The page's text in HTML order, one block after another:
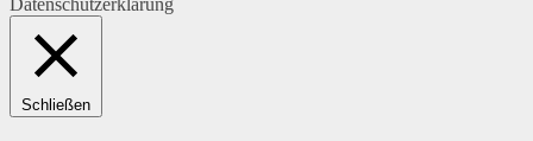
Datenschutzerklärung
Schließen